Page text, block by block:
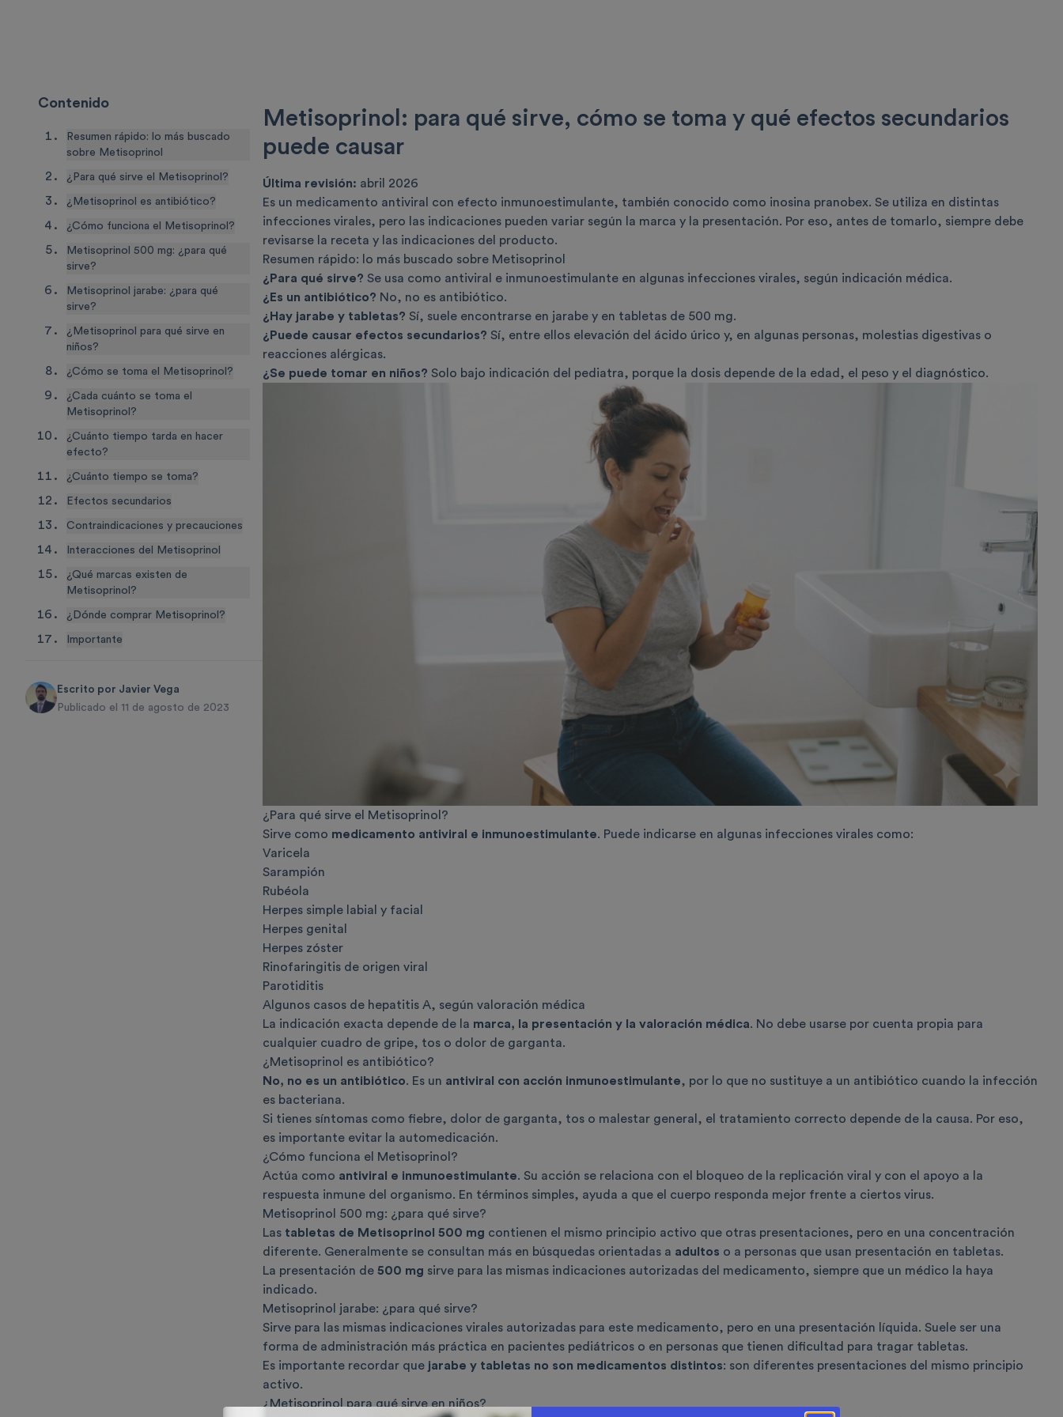
Contenido
Resumen rápido: lo más buscado
sobre Metisoprinol
¿Para qué sirve el Metisoprinol?
¿Metisoprinol es antibiótico?
¿Cómo funciona el Metisoprinol?
Metisoprinol 500 mg: ¿para qué
sirve?
Metisoprinol jarabe: ¿para qué
sirve?
¿Metisoprinol para qué sirve en
niños?
¿Cómo se toma el Metisoprinol?
¿Cada cuánto se toma el
Metisoprinol?
¿Cuánto tiempo tarda en hacer
efecto?
¿Cuánto tiempo se toma?
Efectos secundarios
Contraindicaciones y precauciones
Interacciones del Metisoprinol
¿Qué marcas existen de
Metisoprinol?
¿Dónde comprar Metisoprinol?
Importante
Escrito por Javier Vega
Publicado el 11 de agosto de 2023
Metisoprinol: para qué sirve, cómo se toma y qué efectos secundarios
puede causar
Última revisión: abril 2026
Es un medicamento antiviral con efecto inmunoestimulante, también conocido como inosina pranobex. Se utiliza en distintas
infecciones virales, pero las indicaciones pueden variar según la marca y la presentación. Por eso, antes de tomarlo, siempre debe
revisarse la receta y las indicaciones del producto.
Resumen rápido: lo más buscado sobre Metisoprinol
¿Para qué sirve? Se usa como antiviral e inmunoestimulante en algunas infecciones virales, según indicación médica.
¿Es un antibiótico? No, no es antibiótico.
¿Hay jarabe y tabletas? Sí, suele encontrarse en jarabe y en tabletas de 500 mg.
¿Puede causar efectos secundarios? Sí, entre ellos elevación del ácido úrico y, en algunas personas, molestias digestivas o
reacciones alérgicas.
¿Se puede tomar en niños? Solo bajo indicación del pediatra, porque la dosis depende de la edad, el peso y el diagnóstico.
¿Para qué sirve el Metisoprinol?
Sirve como medicamento antiviral e inmunoestimulante. Puede indicarse en algunas infecciones virales como:
Varicela
Sarampión
Rubéola
Herpes simple labial y facial
Herpes genital
Herpes zóster
Rinofaringitis de origen viral
Parotiditis
Algunos casos de hepatitis A, según valoración médica
La indicación exacta depende de la marca, la presentación y la valoración médica. No debe usarse por cuenta propia para
cualquier cuadro de gripe, tos o dolor de garganta.
¿Metisoprinol es antibiótico?
No, no es un antibiótico. Es un antiviral con acción inmunoestimulante, por lo que no sustituye a un antibiótico cuando la infección
es bacteriana.
Si tienes síntomas como fiebre, dolor de garganta, tos o malestar general, el tratamiento correcto depende de la causa. Por eso,
es importante evitar la automedicación.
¿Cómo funciona el Metisoprinol?
Actúa como antiviral e inmunoestimulante. Su acción se relaciona con el bloqueo de la replicación viral y con el apoyo a la
respuesta inmune del organismo. En términos simples, ayuda a que el cuerpo responda mejor frente a ciertos virus.
Metisoprinol 500 mg: ¿para qué sirve?
Las tabletas de Metisoprinol 500 mg contienen el mismo principio activo que otras presentaciones, pero en una concentración
diferente. Generalmente se consultan más en búsquedas orientadas a adultos o a personas que usan presentación en tabletas.
La presentación de 500 mg sirve para las mismas indicaciones autorizadas del medicamento, siempre que un médico la haya
indicado.
Metisoprinol jarabe: ¿para qué sirve?
Sirve para las mismas indicaciones virales autorizadas para este medicamento, pero en una presentación líquida. Suele ser una
forma de administración más práctica en pacientes pediátricos o en personas que tienen dificultad para tragar tabletas.
Es importante recordar que jarabe y tabletas no son medicamentos distintos: son diferentes presentaciones del mismo principio
activo.
¿Metisoprinol para qué sirve en niños?